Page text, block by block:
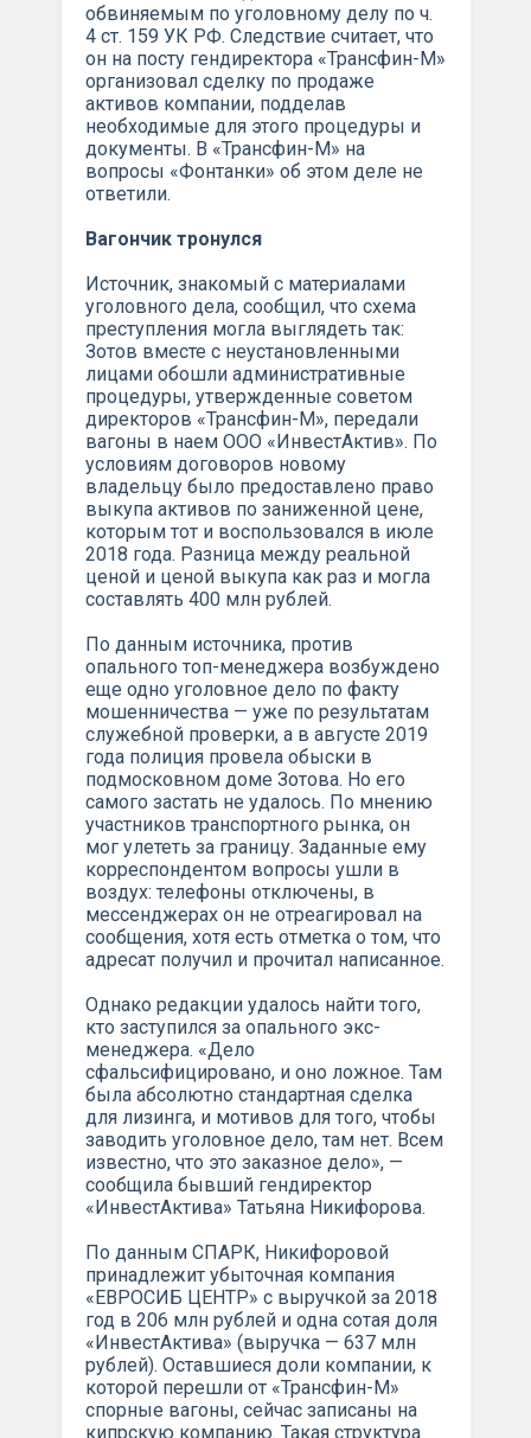
обвиняемым по уголовному делу по ч.
4 ст. 159 УК РФ. Следствие считает, что
он на посту гендиректора «Трансфин-М»
организовал сделку по продаже
активов компании, подделав
необходимые для этого процедуры и
документы. В «Трансфин-М» на
вопросы «Фонтанки» об этом деле не
ответили.
Вагончик тронулся
Источник, знакомый с материалами
уголовного дела, сообщил, что схема
преступления могла выглядеть так:
Зотов вместе с неустановленными
лицами обошли административные
процедуры, утвержденные советом
директоров «Трансфин-М», передали
вагоны в наем ООО «ИнвестАктив». По
условиям договоров новому
владельцу было предоставлено право
выкупа активов по заниженной цене,
которым тот и воспользовался в июле
2018 года. Разница между реальной
ценой и ценой выкупа как раз и могла
составлять 400 млн рублей.
По данным источника, против
опального топ-менеджера возбуждено
еще одно уголовное дело по факту
мошенничества — уже по результатам
служебной проверки, а в августе 2019
года полиция провела обыски в
подмосковном доме Зотова. Но его
самого застать не удалось. По мнению
участников транспортного рынка, он
мог улететь за границу. Заданные ему
корреспондентом вопросы ушли в
воздух: телефоны отключены, в
мессенджерах он не отреагировал на
сообщения, хотя есть отметка о том, что
адресат получил и прочитал написанное.
Однако редакции удалось найти того,
кто заступился за опального экс-
менеджера. «Дело
сфальсифицировано, и оно ложное. Там
была абсолютно стандартная сделка
для лизинга, и мотивов для того, чтобы
заводить уголовное дело, там нет. Всем
известно, что это заказное дело», —
сообщила бывший гендиректор
«ИнвестАктива» Татьяна Никифорова.
По данным СПАРК, Никифоровой
принадлежит убыточная компания
«ЕВРОСИБ ЦЕНТР» с выручкой за 2018
год в 206 млн рублей и одна сотая доля
«ИнвестАктива» (выручка — 637 млн
рублей). Оставшиеся доли компании, к
которой перешли от «Трансфин-М»
спорные вагоны, сейчас записаны на
кипрскую компанию. Такая структура